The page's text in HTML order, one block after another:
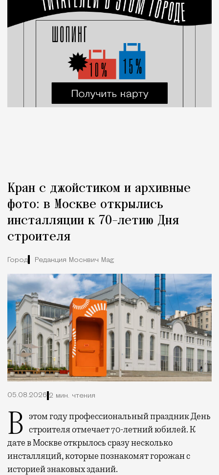
Кран с джойстиком и архивные
фото: в Москве открылись
инсталляции к 70-летию Дня
строителя
Город Редакция Москвич Mag
05.08.2026 2 мин. чтения
В этом году профессиональный праздник День строителя отмечает 70-летний юбилей. К
дате в Москве открылось сразу несколько
инсталляций, которые познакомят горожан с
историей знаковых зданий.